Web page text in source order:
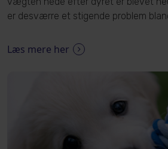
er desværre et stigende problem
Læs mere her